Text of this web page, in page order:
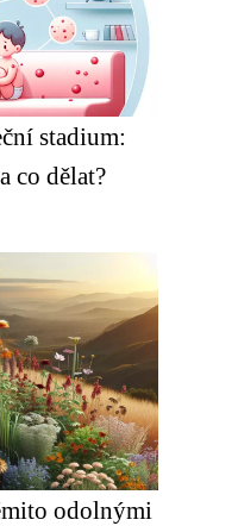
stadium:
co dělat?
odolnými